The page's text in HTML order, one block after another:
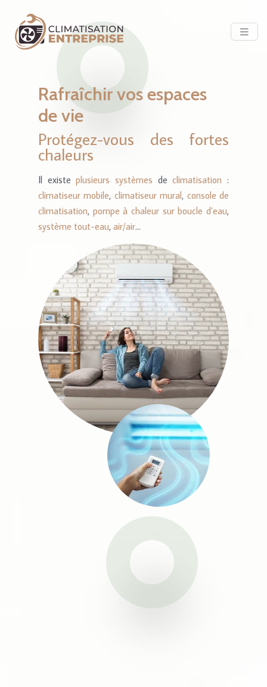
Rafraîchir vos espaces
de vie
Protégez-vous des fortes
chaleurs
Il existeplusieurs systèmes declimatisation :
climatiseur mobile, climatiseur mural, console de
climatisation, pompe à chaleur sur boucle d’eau,
système tout-eau, air/air…